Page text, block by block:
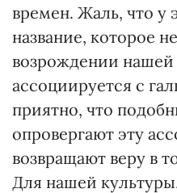
времен. Жаль, что у
название, которое
возрождении нашей
ассоциируется с
приятно, что
опровергают эту
возвращают веру в
Для нашей